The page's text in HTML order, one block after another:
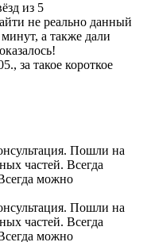
из 5
не реально данный
а также дали
за такое короткое
Пошли на
частей. Всегда
можно
Пошли на
частей. Всегда
можно